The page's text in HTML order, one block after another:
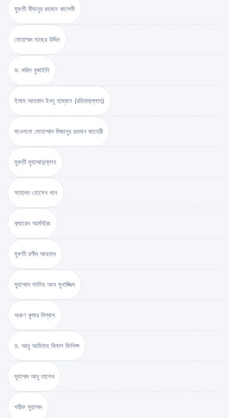
মুফতী মীযানুর রহমান কাসেমী
মোহাম্মদ নাছের উদ্দিন
ড. মরিস বুকাইলি
ইমাম আহমাদ ইবনু হাম্বাল (রহিমাহুল্লাহ)
মাওলানা মোহাম্মাদ মিজানুর রহমান জাহেরী
মুফতী মুহাম্মাদুল্লাহ
সাহাদত হোসেন খান
ক্যারেন আর্মস্ট্রং
মুফতী রশীদ আহমাদ
মুহাম্মাদ সালিহ আল মুনাজ্জিদ
অরুণ কুমার বিশ্বাস
ড. আবু আমিনাহ বিলাল ফিলিপ্স
মুহাম্মদ আবু তালেব
শরীফ মুহাম্মদ